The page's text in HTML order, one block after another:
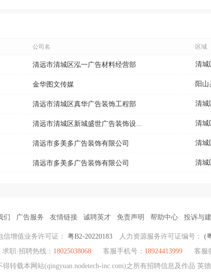
公司名 区域
清远市清城区泓一广告材料经营部
金华图文传媒 阳山
清远市清城区真华广告装饰工程部 清城
清远市清城区新城盛世广告装饰设... 清城
清远市多美多广告装饰有限公司 清城
清远市多美多广告装饰有限公司 清城
们 广告服务 友情链接 诚聘英才 免责声明 帮助中心 投诉与
信增值业务许可证： 粤B2-20220183 人力资源服务许可证编号： (
求职·招聘热线： 18025038068 客服手机号： 18924413999 客服
转载本网站(qingyuan.nodetech-inc.com)之所有招聘信息及作品 英